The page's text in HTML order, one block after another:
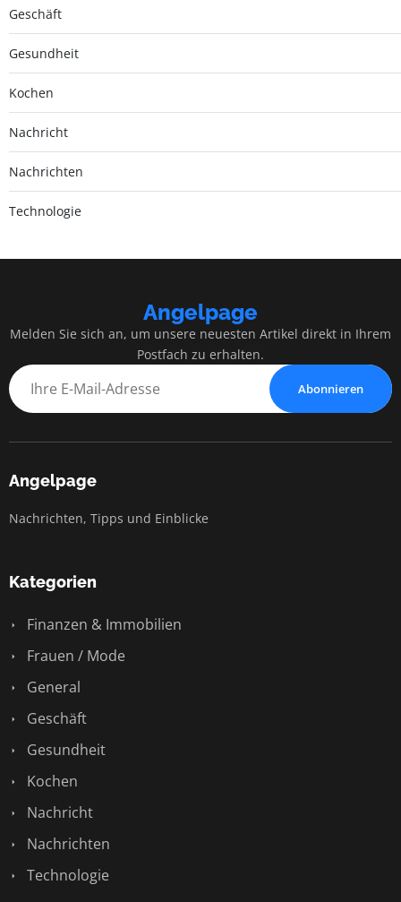
Geschäft
Gesundheit
Kochen
Nachricht
Nachrichten
Technologie
Angelpage
Melden Sie sich an, um unsere neuesten Artikel direkt in Ihrem
Postfach zu erhalten.
Abonnieren
Angelpage
Nachrichten, Tipps und Einblicke
Kategorien
Finanzen & Immobilien
Frauen / Mode
General
Geschäft
Gesundheit
Kochen
Nachricht
Nachrichten
Technologie